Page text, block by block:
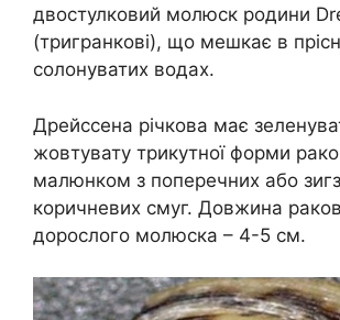
двостулковий молюск родини
(тригранкові), що мешкає в
солонуватих водах.
Дрейссена річкова має
жовтувату трикутної форми
малюнком з поперечних або
коричневих смуг. Довжина
дорослого молюска – 4-5 см.